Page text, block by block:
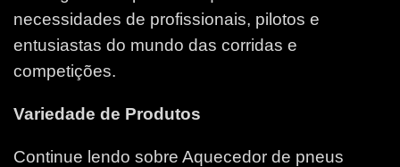
necessidades de profissionais, pilotos e
entusiastas do mundo das corridas e
competições.
Variedade de Produtos
Continue lendo sobre Aquecedor de pneus